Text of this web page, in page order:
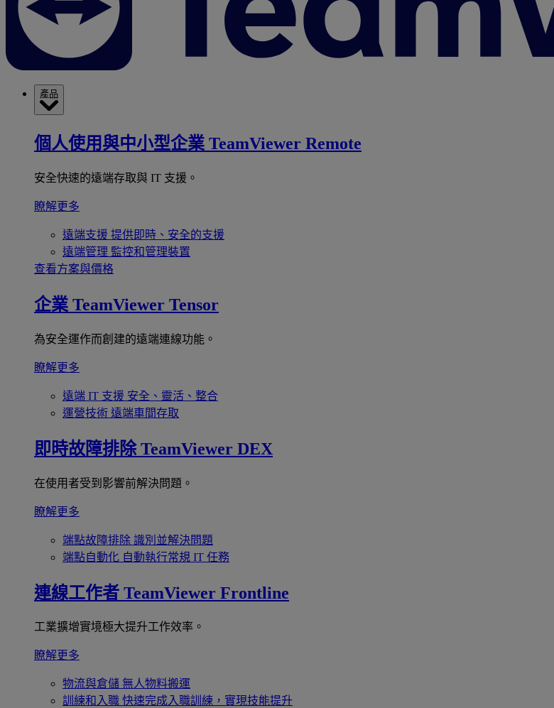
產品
個人使用與中小型企業 TeamViewer Remote
安全快速的遠端存取與 IT 支援。
瞭解更多
遠端支援 提供即時、安全的支援
遠端管理 監控和管理裝置
查看方案與價格
企業 TeamViewer Tensor
為安全運作而創建的遠端連線功能。
瞭解更多
遠端 IT 支援 安全、靈活、整合
運營技術 遠端車間存取
即時故障排除 TeamViewer DEX
在使用者受到影響前解決問題。
瞭解更多
端點故障排除 識別並解決問題
端點自動化 自動執行常規 IT 任務
連線工作者 TeamViewer Frontline
工業擴增實境極大提升工作效率。
瞭解更多
物流與倉儲 無人物料搬運
訓練和入職 快速完成入職訓練，實現技能提升